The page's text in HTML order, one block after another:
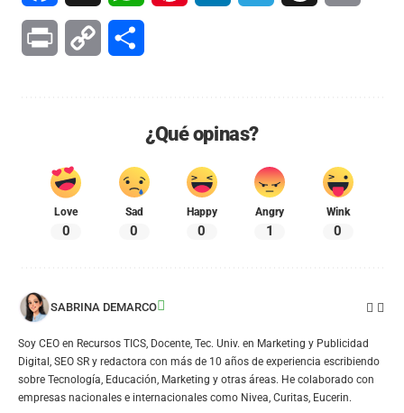
Print Copy
¿Qué opinas?
Love
0
Sad
0
Happy
0
Angry
1
Wink
0
SABRINA DEMARCO
Soy CEO en Recursos TICS, Docente, Tec. Univ. en Marketing y Publicidad
Digital, SEO SR y redactora con más de 10 años de experiencia escribiendo
sobre Tecnología, Educación, Marketing y otras áreas. He colaborado con
empresas nacionales e internacionales como Nivea, Curitas, Eucerin.